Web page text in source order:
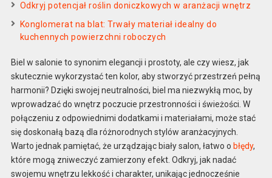
Odkryj potencjał roślin doniczkowych w aranżacji wnętrz
Konglomerat na blat: Trwały materiał idealny do
kuchennych powierzchni roboczych
Biel w salonie to synonim elegancji i prostoty, ale czy wiesz, jak
skutecznie wykorzystać ten kolor, aby stworzyć przestrzeń pełną
harmonii? Dzięki swojej neutralności, biel ma niezwykłą moc, by
wprowadzać do wnętrz poczucie przestronności i świeżości. W
połączeniu z odpowiednimi dodatkami i materiałami, może stać
się doskonałą bazą dla różnorodnych stylów aranżacyjnych.
Warto jednak pamiętać, że urządzając biały salon, łatwo o błędy,
które mogą zniweczyć zamierzony efekt. Odkryj, jak nadać
swojemu wnętrzu lekkość i charakter, unikając jednocześnie